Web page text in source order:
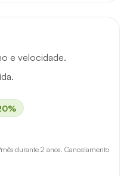
e velocidade.
durante 2 anos. Cancelamento